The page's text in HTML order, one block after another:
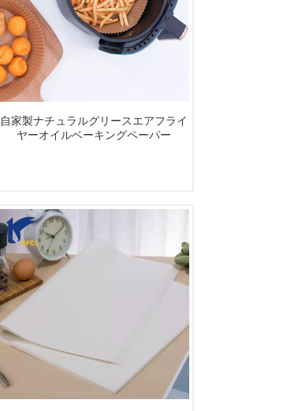
自家製ナチュラルグリースエアフライ
ヤーオイルベーキングペーパー